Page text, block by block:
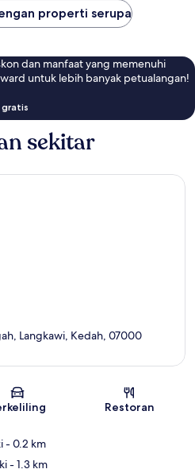
properti serupa
dan manfaat yang memenuhi
untuk lebih banyak petualangan!
sekitar
Peta
Langkawi, Kedah, 07000
Restoran
- 0.2 km
- 1.3 km